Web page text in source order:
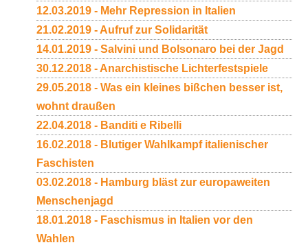
12.03.2019 - Mehr Repression in Italien
21.02.2019 - Aufruf zur Solidarität
14.01.2019 - Salvini und Bolsonaro bei der Jagd
30.12.2018 - Anarchistische Lichterfestspiele
29.05.2018 - Was ein kleines bißchen besser ist,
wohnt draußen
22.04.2018 - Banditi e Ribelli
16.02.2018 - Blutiger Wahlkampf italienischer
Faschisten
03.02.2018 - Hamburg bläst zur europaweiten
Menschenjagd
18.01.2018 - Faschismus in Italien vor den
Wahlen